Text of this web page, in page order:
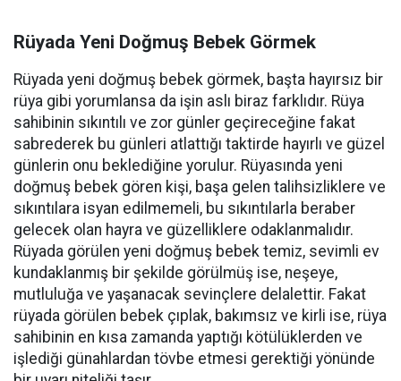
Rüyada Yeni Doğmuş Bebek Görmek
Rüyada yeni doğmuş bebek görmek, başta hayırsız bir
rüya gibi yorumlansa da işin aslı biraz farklıdır. Rüya
sahibinin sıkıntılı ve zor günler geçireceğine fakat
sabrederek bu günleri atlattığı taktirde hayırlı ve güzel
günlerin onu beklediğine yorulur. Rüyasında yeni
doğmuş bebek gören kişi, başa gelen talihsizliklere ve
sıkıntılara isyan edilmemeli, bu sıkıntılarla beraber
gelecek olan hayra ve güzelliklere odaklanmalıdır.
Rüyada görülen yeni doğmuş bebek temiz, sevimli ev
kundaklanmış bir şekilde görülmüş ise, neşeye,
mutluluğa ve yaşanacak sevinçlere delalettir. Fakat
rüyada görülen bebek çıplak, bakımsız ve kirli ise, rüya
sahibinin en kısa zamanda yaptığı kötülüklerden ve
işlediği günahlardan tövbe etmesi gerektiği yönünde